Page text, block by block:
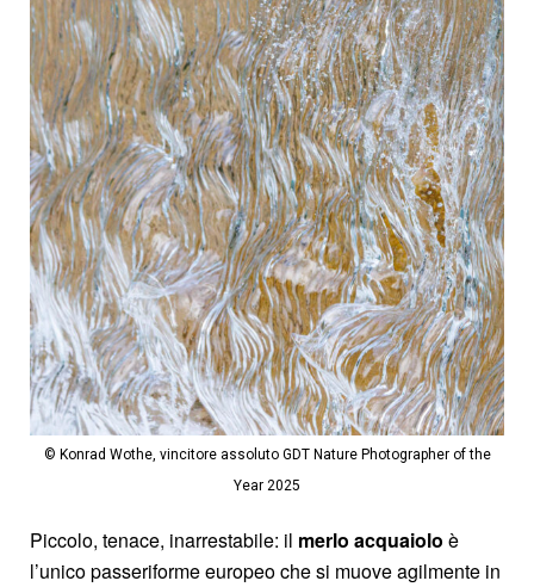
© Konrad Wothe, vincitore assoluto GDT Nature Photographer of the
Year 2025
Piccolo, tenace, inarrestabile: il merlo acquaiolo è
l’unico passeriforme europeo che si muove agilmente in